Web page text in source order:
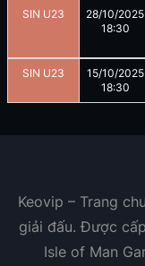
SIN U23
28/10/2025
18:30
SIN U23
15/10/2025
18:30
Keovip – Trang
giải đấu. Được
Isle of Man